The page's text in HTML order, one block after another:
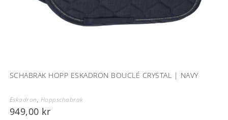
SCHABRAK HOPP ESKADRON BOUCLÉ CRYSTAL | NAVY
Eskadron, Hoppschabrak
949,00 kr